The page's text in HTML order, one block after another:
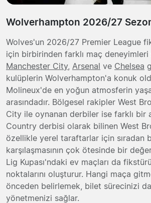
Wolverhampton 2026/27
Wolves'un 2026/27 Premier League
için birbirinden farklı maç deneyimleri
Manchester City, Arsenal ve Chelsea
kulüplerin Wolverhampton'a konuk
Molineux'de en yoğun atmosferin
arasındadır. Bölgesel rakipler West
City ile oynanan derbiler ise farklı bir
Country derbisi olarak bilinen West
özellikle yerel taraftarlar için sıradan
karşılaşmasının çok ötesinde bir
Lig Kupası'ndaki ev maçları da
noktalarını oluşturur. Hangi maça
önceden belirlemek, bilet sürecinizi
yönetmenizi sağlar.